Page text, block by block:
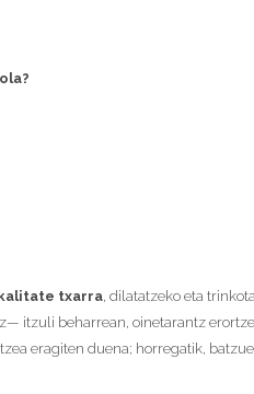
txarra, dilatatzeko eta
itzuli beharrean, oinetarantz
eragiten duena; horregatik,